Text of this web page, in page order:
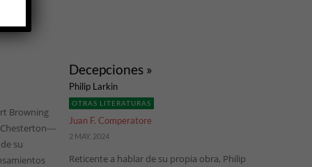
Browning
su
Decepciones »
Philip Larkin
OTRAS LITERATURAS
Juan F. Comperatore
2 MAY, 2024
Reticente a hablar de su propia obra, Philip